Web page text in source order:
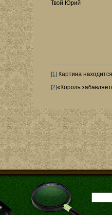
Твой Юрий
[1] Картина
[2]«Король